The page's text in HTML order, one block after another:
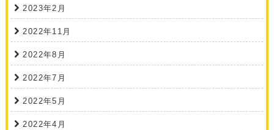
2023年2月
2022年11月
2022年8月
2022年7月
2022年5月
2022年4月